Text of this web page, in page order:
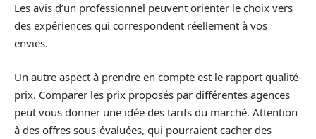
Les avis d’un professionnel peuvent orienter le choix vers
des expériences qui correspondent réellement à vos
envies.
Un autre aspect à prendre en compte est le rapport qualité-
prix. Comparer les prix proposés par différentes agences
peut vous donner une idée des tarifs du marché. Attention
à des offres sous-évaluées, qui pourraient cacher des